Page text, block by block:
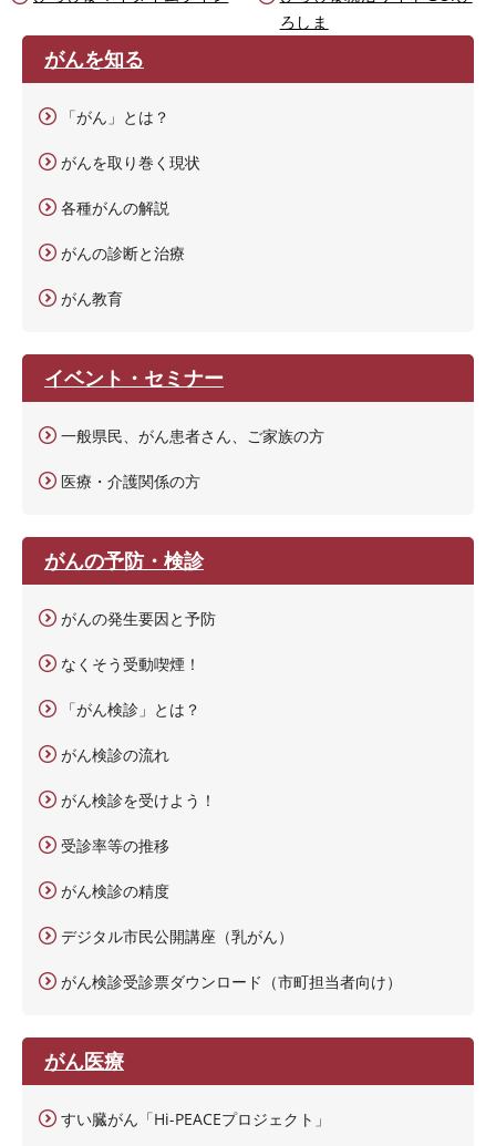
ろしま
がんを知る
「がん」とは？
がんを取り巻く現状
各種がんの解説
がんの診断と治療
がん教育
イベント・セミナー
一般県民、がん患者さん、ご家族の方
医療・介護関係の方
がんの予防・検診
がんの発生要因と予防
なくそう受動喫煙！
「がん検診」とは？
がん検診の流れ
がん検診を受けよう！
受診率等の推移
がん検診の精度
デジタル市民公開講座（乳がん）
がん検診受診票ダウンロード（市町担当者向け）
がん医療
すい臓がん「Hi-PEACEプロジェクト」